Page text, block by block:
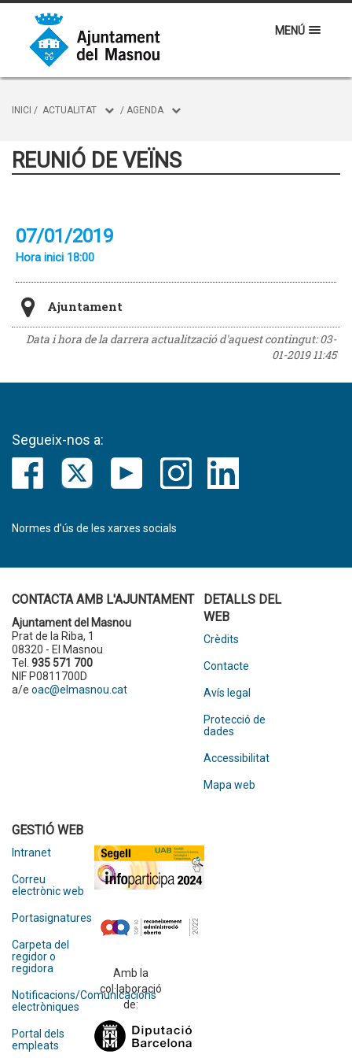
MENÚ
INICI / ACTUALITAT / AGENDA
REUNIÓ DE VEÏNS
07/01/2019
Hora inici 18:00
Ajuntament
Data i hora de la darrera actualització d'aquest contingut:03-
01-2019 11:45
Segueix-nos a:
Normes d’ús de les xarxes socials
CONTACTA AMB L'AJUNTAMENT
Ajuntament del Masnou
Prat de la Riba, 1
08320 - El Masnou
Tel. 935 571 700
NIF P0811700D
a/e oac@elmasnou.cat
DETALLS DEL
WEB
Crèdits
Contacte
Avís legal
Protecció de
dades
Accessibilitat
Mapa web
GESTIÓ WEB
Intranet
Correu
electrònic web
Portasignatures
Carpeta del
regidor o
regidora
Notificacions/Comunicacions
electròniques
Portal dels
empleats
Amb la
col·laboració
de: